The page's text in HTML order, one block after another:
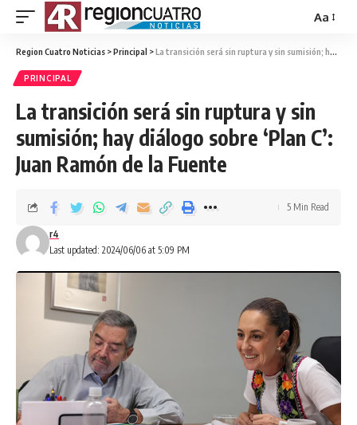
Aa
Region Cuatro Noticias >Principal >La transición será sin ruptura y sin sumisión; hay diálogo sobre ‘Plan C’: Juan Ramón de la Fuente
PRINCIPAL
La transición será sin ruptura y sin
sumisión; hay diálogo sobre ‘Plan C’:
Juan Ramón de la Fuente
Last updated: 2024/06/06 at 5:09 PM
r4
5 Min Read